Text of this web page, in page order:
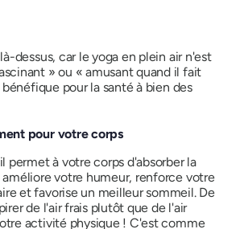
dessus, car le yoga en plein air n'est
» ou « amusant quand il fait
bénéfique pour la santé à bien des
pour votre corps
permet à votre corps d'absorber la
votre humeur, renforce votre
et favorise un meilleur sommeil. De
de l'air frais plutôt que de l'air
activité physique ! C'est comme